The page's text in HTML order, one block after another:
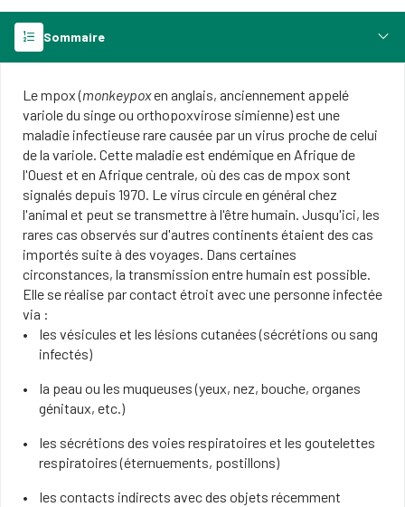
Sommaire
Le mpox (monkeypoxen anglais, anciennement appelé
variole du singe ou orthopoxvirose simienne) est une
maladie infectieuse rare causée par un virus proche de celui
de la variole. Cette maladie est endémique en Afrique de
l'Ouest et en Afrique centrale, où des cas de mpox sont
signalés depuis 1970. Le virus circule en général chez
l'animal et peut se transmettre à l'être humain. Jusqu'ici, les
rares cas observés sur d'autres continents étaient des cas
importés suite à des voyages. Dans certaines
circonstances, la transmission entre humain est possible.
Elle se réalise par contact étroit avec une personne infectée
via :
les vésicules et les lésions cutanées (sécrétions ou sang
infectés)
la peau ou les muqueuses (yeux, nez, bouche, organes
génitaux, etc.)
les sécrétions des voies respiratoires et les goutelettes
respiratoires (éternuements, postillons)
les contacts indirects avec des objets récemment